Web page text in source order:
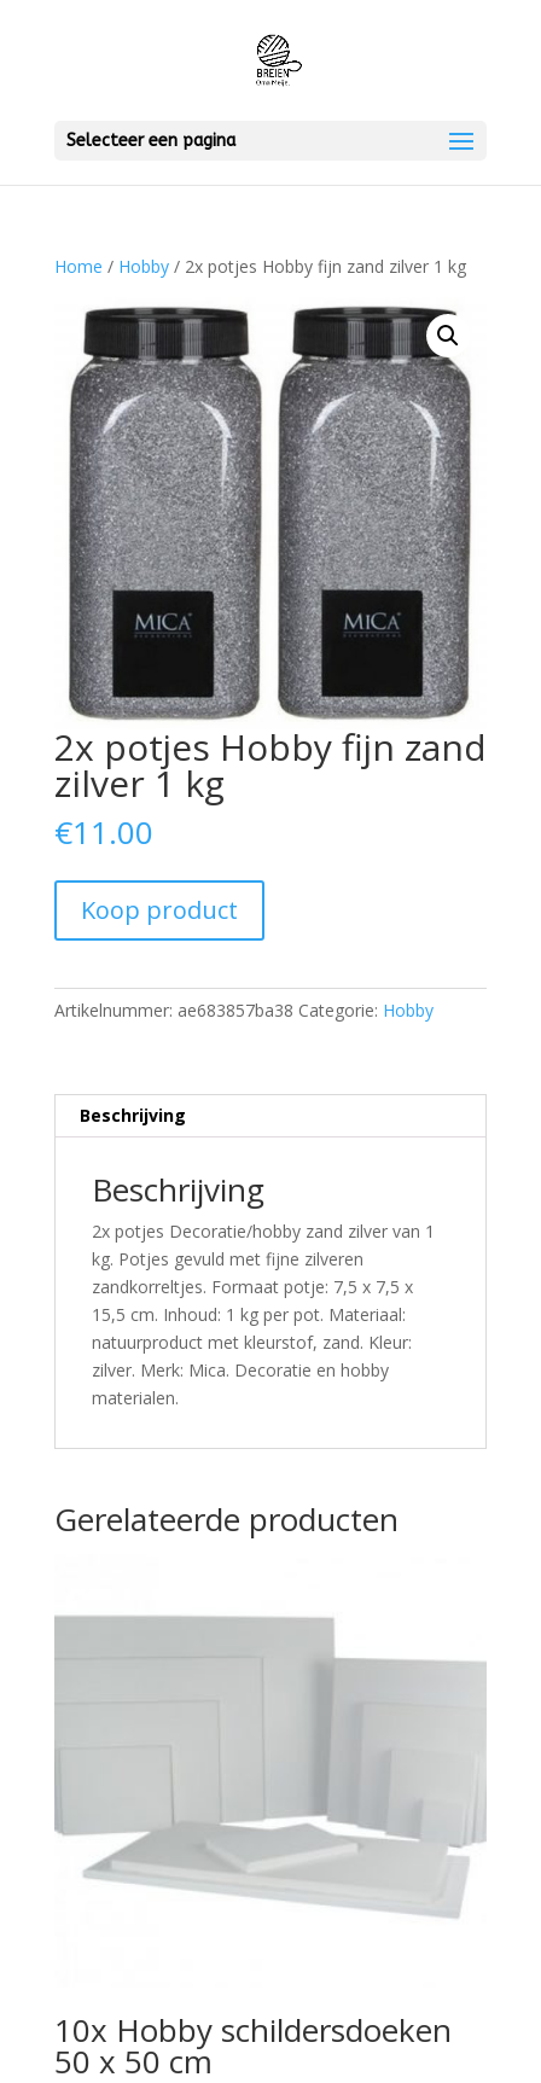
Selecteer een pagina
Home / Hobby/ 2x potjes Hobby fijn zand zilver 1 kg
2x potjes Hobby fijn zand
zilver 1 kg
€11.00
Koop product
Artikelnummer: ae683857ba38 Categorie: Hobby
Beschrijving
Beschrijving
2x potjes Decoratie/hobby zand zilver van 1
kg. Potjes gevuld met fijne zilveren
zandkorreltjes. Formaat potje: 7,5 x 7,5 x
15,5 cm. Inhoud: 1 kg per pot. Materiaal:
natuurproduct met kleurstof, zand. Kleur:
zilver. Merk: Mica. Decoratie en hobby
materialen.
Gerelateerde producten
10x Hobby schildersdoeken
50 x 50 cm